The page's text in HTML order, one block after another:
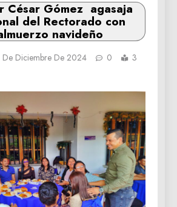
César Gómez agasaja
del Rectorado con
navideño
De Diciembre De 2024 0
3